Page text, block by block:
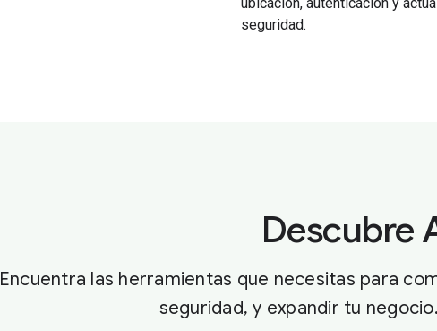
seguridad.
Descubre
Encuentra las herramientas que necesitas para
seguridad, y expandir tu negocio.